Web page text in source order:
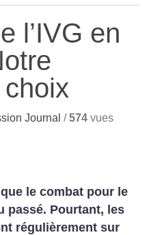
l’IVG en
Journal /574 vues
le combat pour le
passé. Pourtant, les
régulièrement sur